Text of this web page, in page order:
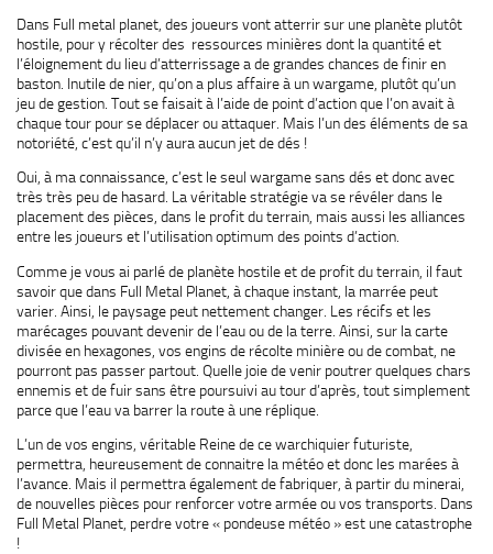
Dans Full metal planet, des joueurs vont atterrir sur une planète plutôt
hostile, pour y récolter des ressources minières dont la quantité et
l’éloignement du lieu d’atterrissage a de grandes chances de finir en
baston. Inutile de nier, qu’on a plus affaire à un wargame, plutôt qu’un
jeu de gestion. Tout se faisait à l’aide de point d’action que l’on avait à
chaque tour pour se déplacer ou attaquer. Mais l’un des éléments de sa
notoriété, c’est qu’il n’y aura aucun jet de dés !
Oui, à ma connaissance, c’est le seul wargame sans dés et donc avec
très très peu de hasard. La véritable stratégie va se révéler dans le
placement des pièces, dans le profit du terrain, mais aussi les alliances
entre les joueurs et l’utilisation optimum des points d’action.
Comme je vous ai parlé de planète hostile et de profit du terrain, il faut
savoir que dans Full Metal Planet, à chaque instant, la marrée peut
varier. Ainsi, le paysage peut nettement changer. Les récifs et les
marécages pouvant devenir de l’eau ou de la terre. Ainsi, sur la carte
divisée en hexagones, vos engins de récolte minière ou de combat, ne
pourront pas passer partout. Quelle joie de venir poutrer quelques chars
ennemis et de fuir sans être poursuivi au tour d’après, tout simplement
parce que l’eau va barrer la route à une réplique.
L’un de vos engins, véritable Reine de ce warchiquier futuriste,
permettra, heureusement de connaitre la météo et donc les marées à
l’avance. Mais il permettra également de fabriquer, à partir du minerai,
de nouvelles pièces pour renforcer votre armée ou vos transports. Dans
Full Metal Planet, perdre votre « pondeuse météo » est une catastrophe
!